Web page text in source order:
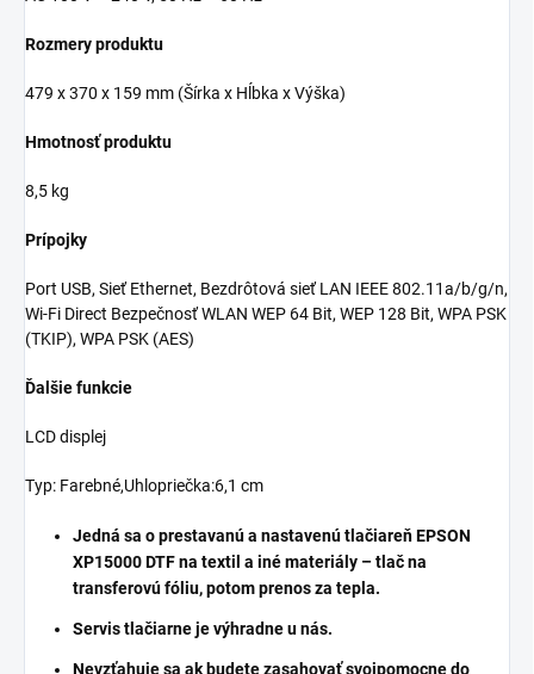
Rozmery produktu
479‎ x 370 x 159 mm (Šírka x Hĺbka x Výška)
Hmotnosť produktu
8,5 kg
Prípojky
Port USB, Sieť Ethernet, Bezdrôtová sieť LAN IEEE 802.11a/b/g/n,
Wi-Fi Direct Bezpečnosť WLAN WEP 64 Bit, WEP 128 Bit, WPA PSK
(TKIP), WPA PSK (AES)
Ďalšie funkcie
LCD displej
Typ: Farebné,Uhlopriečka:6,1 cm
Jedná sa o prestavanú a nastavenú tlačiareň EPSON
XP15000 DTF na textil a iné materiály – tlač na
transferovú fóliu, potom prenos za tepla.
Servis tlačiarne je výhradne u nás.
Nevzťahuje sa ak budete zasahovať svojpomocne do